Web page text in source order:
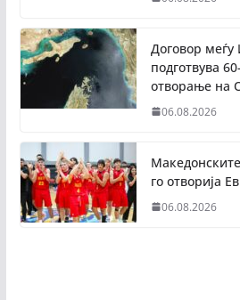
Договор
подготвува
отворање на
06.08.2026
го отворија
06.08.2026